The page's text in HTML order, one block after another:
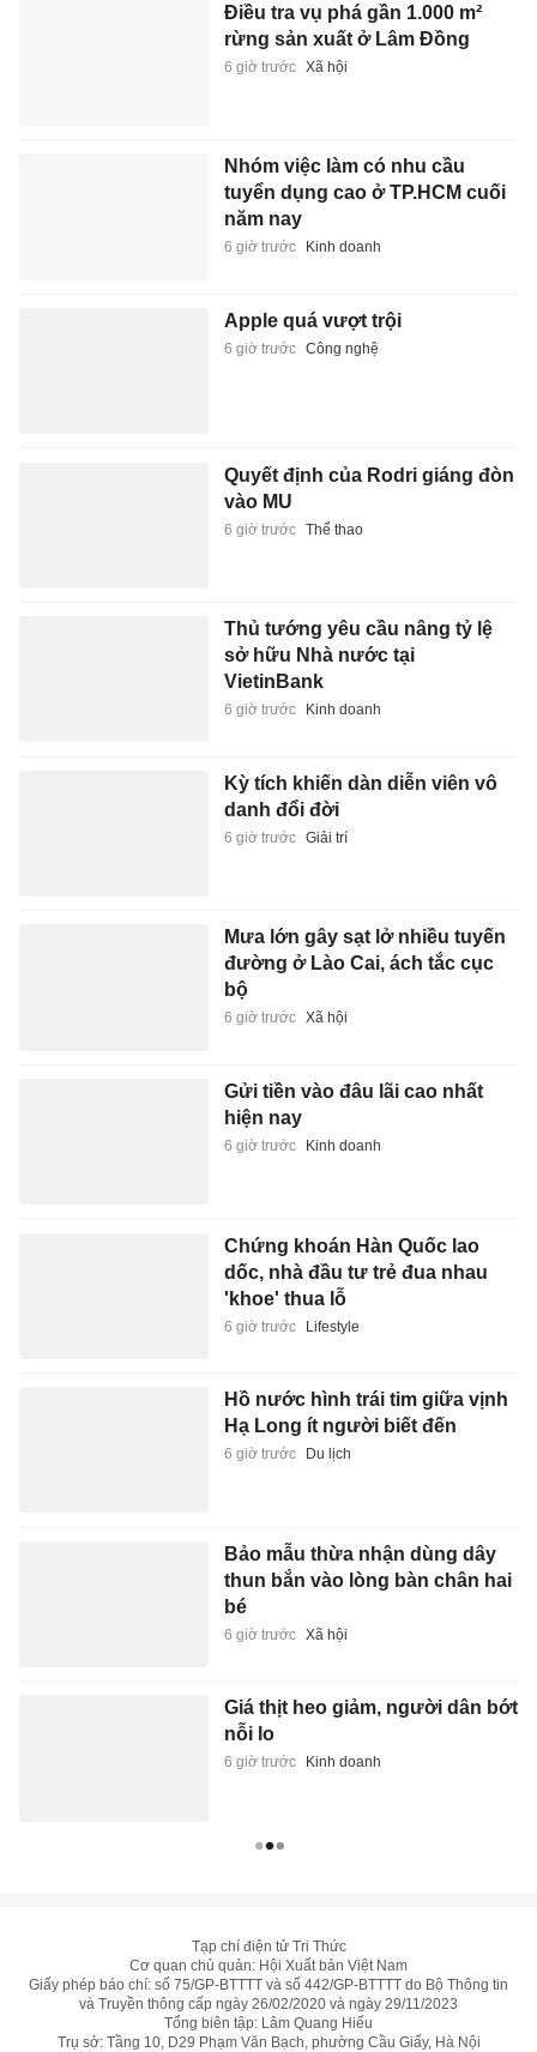
Điều tra vụ phá gần 1.000 m²
rừng sản xuất ở Lâm Đồng
6 giờ trước Xã hội
Nhóm việc làm có nhu cầu
tuyển dụng cao ở TP.HCM cuối
năm nay
6 giờ trước Kinh doanh
Apple quá vượt trội
6 giờ trước Công nghệ
Quyết định của Rodri giáng đòn
vào MU
6 giờ trước Thể thao
Thủ tướng yêu cầu nâng tỷ lệ
sở hữu Nhà nước tại
VietinBank
6 giờ trước Kinh doanh
Kỳ tích khiến dàn diễn viên vô
danh đổi đời
6 giờ trước Giải trí
Mưa lớn gây sạt lở nhiều tuyến
đường ở Lào Cai, ách tắc cục
bộ
6 giờ trước Xã hội
Gửi tiền vào đâu lãi cao nhất
hiện nay
6 giờ trước Kinh doanh
Chứng khoán Hàn Quốc lao
dốc, nhà đầu tư trẻ đua nhau
'khoe' thua lỗ
6 giờ trước Lifestyle
Hồ nước hình trái tim giữa vịnh
Hạ Long ít người biết đến
6 giờ trước Du lịch
Bảo mẫu thừa nhận dùng dây
thun bắn vào lòng bàn chân hai
bé
6 giờ trước Xã hội
Giá thịt heo giảm, người dân bớt
nỗi lo
6 giờ trước Kinh doanh
Tạp chí điện tử Tri Thức
Cơ quan chủ quản: Hội Xuất bản Việt Nam
Giấy phép báo chí: số 75/GP-BTTTT và số 442/GP-BTTTT do Bộ Thông tin
và Truyền thông cấp ngày 26/02/2020 và ngày 29/11/2023
Tổng biên tập: Lâm Quang Hiếu
Trụ sở: Tầng 10, D29 Phạm Văn Bạch, phường Cầu Giấy, Hà Nội